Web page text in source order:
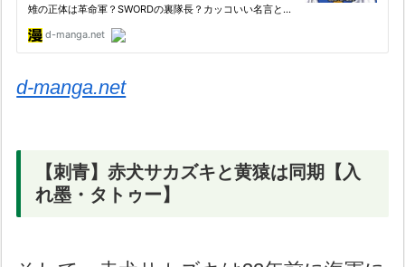
d-manga.net
【刺青】赤犬サカズキと黄猿は同期【入
れ墨・タトゥー】